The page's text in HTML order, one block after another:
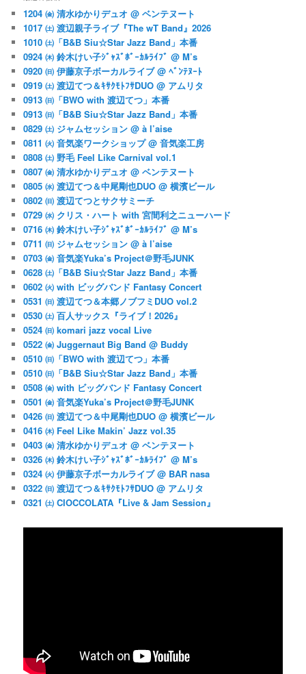
1204 ㈮ 清水ゆかりデュオ @ ベンテヌート
1017 ㈯ 渡辺親子ライブ『The wT Band』2026
1010 ㈯「B&B Siu☆Star Jazz Band」本番
0924 ㈭ 鈴木けい子ｼﾞｬｽﾞﾎﾞｰｶﾙﾗｲﾌﾞ @ M’s
0920 ㈰ 伊藤京子ボーカルライブ @ ﾍﾞﾝﾃﾇｰﾄ
0919 ㈯ 渡辺てつ＆ｷｻｸﾓﾄﾌｻDUO @ アムリタ
0913 ㈰「BWO with 渡辺てつ」本番
0913 ㈰「B&B Siu☆Star Jazz Band」本番
0829 ㈯ ジャムセッション @ à l’aise
0811 ㈫ 音気楽ワークショップ @ 音気楽工房
0808 ㈯ 野毛 Feel Like Carnival vol.1
0807 ㈮ 清水ゆかりデュオ @ ベンテヌート
0805 ㈬ 渡辺てつ＆中尾剛也DUO @ 横濱ビール
0802 ㈰ 渡辺てつとサクサミーチ
0729 ㈬ クリス・ハート with 宮間利之ニューハード
0716 ㈭ 鈴木けい子ｼﾞｬｽﾞﾎﾞｰｶﾙﾗｲﾌﾞ @ M’s
0711 ㈰ ジャムセッション @ à l’aise
0703 ㈮ 音気楽Yuka’s Project＠野毛JUNK
0628 ㈯「B&B Siu☆Star Jazz Band」本番
0602 ㈫ with ビッグバンド Fantasy Concert
0531 ㈰ 渡辺てつ＆本郷ノブフミDUO vol.2
0530 ㈯ 百人サックス『ライブ！2026』
0524 ㈰ komari jazz vocal Live
0522 ㈮ Juggernaut Big Band @ Buddy
0510 ㈰「BWO with 渡辺てつ」本番
0510 ㈰「B&B Siu☆Star Jazz Band」本番
0508 ㈮ with ビッグバンド Fantasy Concert
0501 ㈮ 音気楽Yuka’s Project＠野毛JUNK
0426 ㈰ 渡辺てつ＆中尾剛也DUO @ 横濱ビール
0416 ㈭ Feel Like Makin’ Jazz vol.35
0403 ㈮ 清水ゆかりデュオ @ ベンテヌート
0326 ㈭ 鈴木けい子ｼﾞｬｽﾞﾎﾞｰｶﾙﾗｲﾌﾞ @ M’s
0324 ㈫ 伊藤京子ボーカルライブ @ BAR nasa
0322 ㈰ 渡辺てつ＆ｷｻｸﾓﾄﾌｻDUO @ アムリタ
0321 ㈯ CIOCCOLATA『Live & Jam Session』